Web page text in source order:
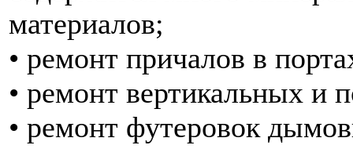
материалов;
• ремонт причалов в
• ремонт вертикальных и
• ремонт футеровок